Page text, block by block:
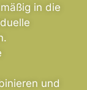
in die
und